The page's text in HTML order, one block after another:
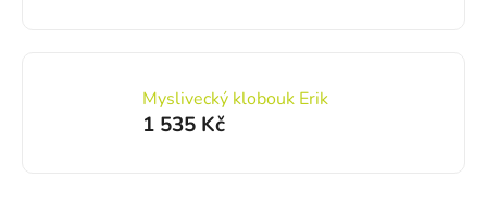
Myslivecký klobouk Erik
1 535 Kč